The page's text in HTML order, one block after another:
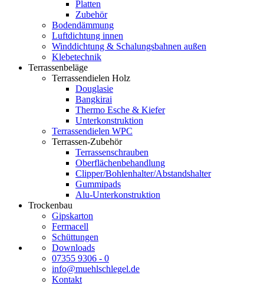
Platten
Zubehör
Bodendämmung
Luftdichtung innen
Winddichtung & Schalungsbahnen außen
Klebetechnik
Terrassenbeläge
Terrassendielen Holz
Douglasie
Bangkirai
Thermo Esche & Kiefer
Unterkonstruktion
Terrassendielen WPC
Terrassen-Zubehör
Terrassenschrauben
Oberflächenbehandlung
Clipper/Bohlenhalter/Abstandshalter
Gummipads
Alu-Unterkonstruktion
Trockenbau
Gipskarton
Fermacell
Schüttungen
Downloads
07355 9306 - 0
info@muehlschlegel.de
Kontakt